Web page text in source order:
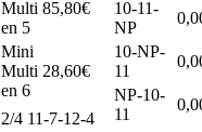
Multi
en 5
85,80€
Mini
Multi
en 6
28,60€
2/4 11-7-12-4
10-11-
NP
10-NP-
11
NP-10-
11